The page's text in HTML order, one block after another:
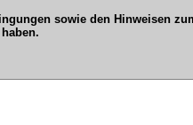
sowie den Hinweisen